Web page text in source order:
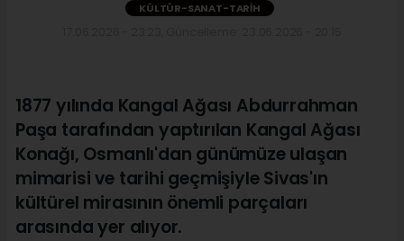
KÜLTÜR-SANAT-TARIH
1877 yılında Kangal Ağası Abdurrahman
Paşa tarafından yaptırılan Kangal Ağası
Konağı, Osmanlı'dan günümüze ulaşan
mimarisi ve tarihi geçmişiyle Sivas'ın
kültürel mirasının önemli parçaları
arasında yer alıyor.